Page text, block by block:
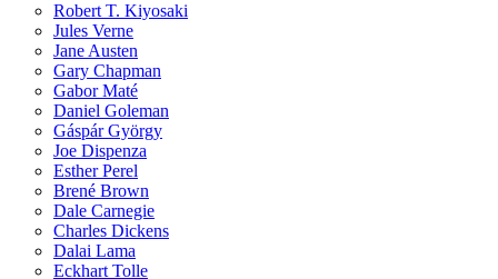
Robert T. Kiyosaki
Jules Verne
Jane Austen
Gary Chapman
Gabor Maté
Daniel Goleman
Gáspár György
Joe Dispenza
Esther Perel
Brené Brown
Dale Carnegie
Charles Dickens
Dalai Lama
Eckhart Tolle